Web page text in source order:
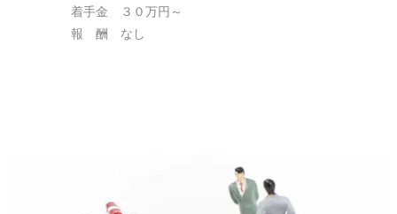
着手金 ３０万円～
報 酬 なし